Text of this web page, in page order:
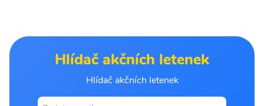
Hlídač akčních letenek
Hlídač akčních letenek